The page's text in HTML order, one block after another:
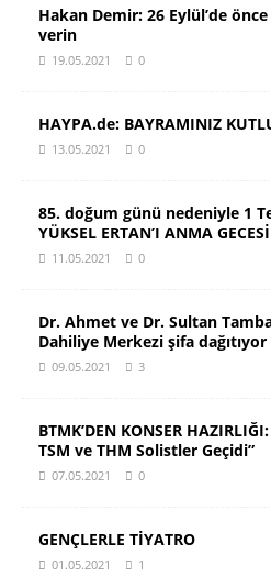
Hakan Demir: 26 Eylül’de
verin
19.05.2021 0
HAYPA.de: BAYRAMINIZ
13.05.2021 0
85. doğum günü nedeniyle 1
YÜKSEL ERTAN’I ANMA GECESİ
11.05.2021 0
Dr. Ahmet ve Dr. Sultan
Dahiliye Merkezi şifa dağıtıyor
09.05.2021 3
BTMK’DEN KONSER
TSM ve THM Solistler Geçidi”
07.05.2021 0
GENÇLERLE TİYATRO
01.05.2021 1